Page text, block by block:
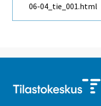
06-04_tie_001.html